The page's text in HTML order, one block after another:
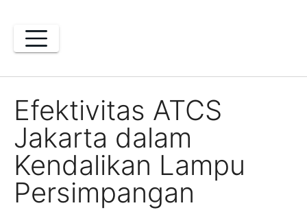
content
Efektivitas ATCS
Jakarta dalam
Kendalikan Lampu
Persimpangan